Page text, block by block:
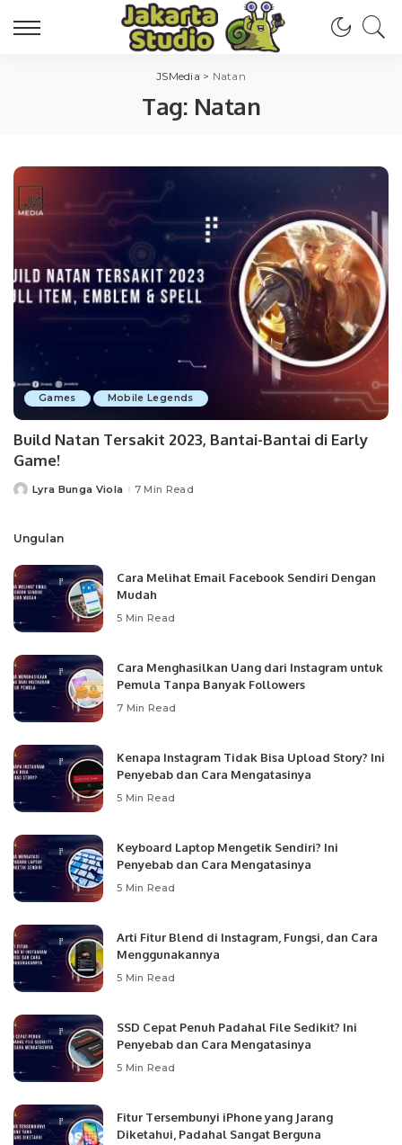
JSMedia > Natan
Tag: Natan
Games Mobile Legends
Build Natan Tersakit 2023, Bantai-Bantai di Early
Game!
PostedLyra Bunga Viola 7 Min Read
Ungulan
Cara Melihat Email Facebook Sendiri Dengan
Mudah
5 Min Read
Cara Menghasilkan Uang dari Instagram untuk
Pemula Tanpa Banyak Followers
7 Min Read
Kenapa Instagram Tidak Bisa Upload Story? Ini
Penyebab dan Cara Mengatasinya
5 Min Read
Keyboard Laptop Mengetik Sendiri? Ini
Penyebab dan Cara Mengatasinya
5 Min Read
Arti Fitur Blend di Instagram, Fungsi, dan Cara
Menggunakannya
5 Min Read
SSD Cepat Penuh Padahal File Sedikit? Ini
Penyebab dan Cara Mengatasinya
5 Min Read
Fitur Tersembunyi iPhone yang Jarang
Diketahui, Padahal Sangat Berguna